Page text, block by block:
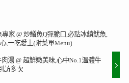
家 @ 炒鱔魚Q彈脆口,必點冰鎮魷魚,
,一吃愛上(附菜單Menu)
湯 @ 超鮮嫩美味,心中No.1溫體牛
訪多次